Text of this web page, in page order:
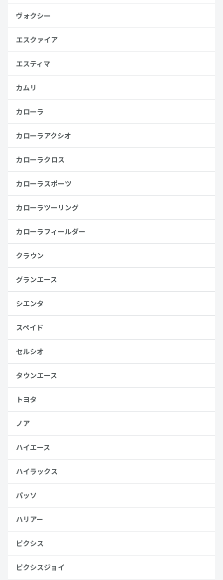
ヴォクシー
エスクァイア
エスティマ
カムリ
カローラ
カローラアクシオ
カローラクロス
カローラスポーツ
カローラツーリング
カローラフィールダー
クラウン
グランエース
シエンタ
スペイド
セルシオ
タウンエース
トヨタ
ノア
ハイエース
ハイラックス
パッソ
ハリアー
ピクシス
ピクシスジョイ